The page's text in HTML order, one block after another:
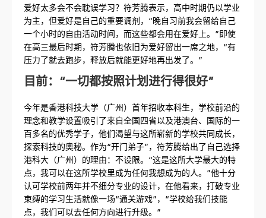
爱好太多会不会耽误学习？符芳腾表示，高中时期仍以学业
为主，但爱好是自己的重要调剂，“晚自习前我会留给自己
一个小时的自由活动时间，而这些都会用在爱好上。”即使
在高三最后时期，符芳腾也依旧为爱好留出一席之地，“有
压力了就去跑步，释放后就能更好地再出发了。”
目前：“一切都按照计划进行得很好”
今年是香港科技大学（广州）首年招收本科生，学校前沿的
理念和教学设置吸引了来自全国四省以及港澳台、国际的一
百多名的优秀学子，他们渴望与这所崭新的学校共同成长，
探索科技的奥秘。作为“开门弟子”，符芳腾给出了自己选择
港科大（广州）的理由：不设限。“这是这所大学最大的特
点，我可以在这所学校里成为任何我想成为的人。”他十分
认可学校前两年并不细分专业的设计，在他看来，打破专业
束缚的学习生活就像一场“通关游戏”，“学校给我们技能
点，我们可以去任何方向进行升级。”